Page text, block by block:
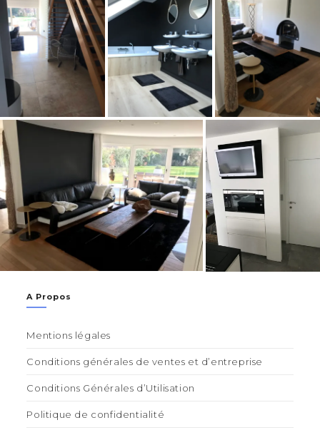
A Propos
Mentions légales
Conditions générales de ventes et d’entreprise
Conditions Générales d’Utilisation
Politique de confidentialité